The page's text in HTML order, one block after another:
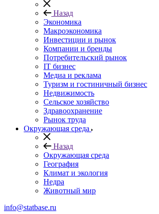
Назад
Экономика
Макроэкономика
Инвестиции и рынок
Компании и бренды
Потребительский рынок
IT бизнес
Медиа и реклама
Туризм и гостиничный бизнес
Недвижимость
Сельское хозяйство
Здравоохранение
Рынок труда
Окружающая среда
Назад
Окружающая среда
География
Климат и экология
Недра
Животный мир
info@statbase.ru